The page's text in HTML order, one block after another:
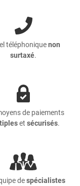
téléphoniquenon
surtaxé.
de paiements
et sécurisés.
despécialistes